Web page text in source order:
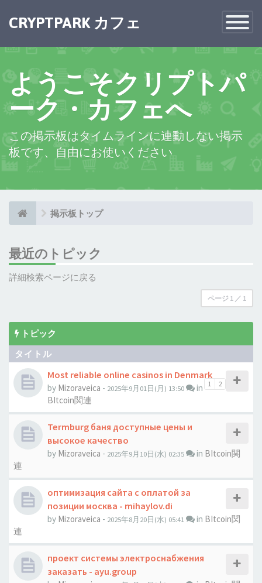
Toggle
CRYPTPARK カフェ ×
ようこそクリプトパ
ーク・カフェへ
この掲示板はタイムラインに連動しない掲示
板です、自由にお使いください
掲示板トップ
最近のトピック
詳細検索ページに戻る
ページ 1 ／ 1
トピック
タイトル
Most reliable online casinos in Denmark
1 2
by Mizoraveica - 2025年9月01日(月) 13:50
in
BItcoin関連
Termburg баня доступные цены и
высокое качество
by Mizoraveica - 2025年9月10日(水) 02:35 in BItcoin関
連
оптимизация сайта с оплатой за
позиции москва - mihaylov.di
by Mizoraveica - 2025年8月20日(水) 05:41 in BItcoin関
連
проект системы электроснабжения
заказать - ayu.group